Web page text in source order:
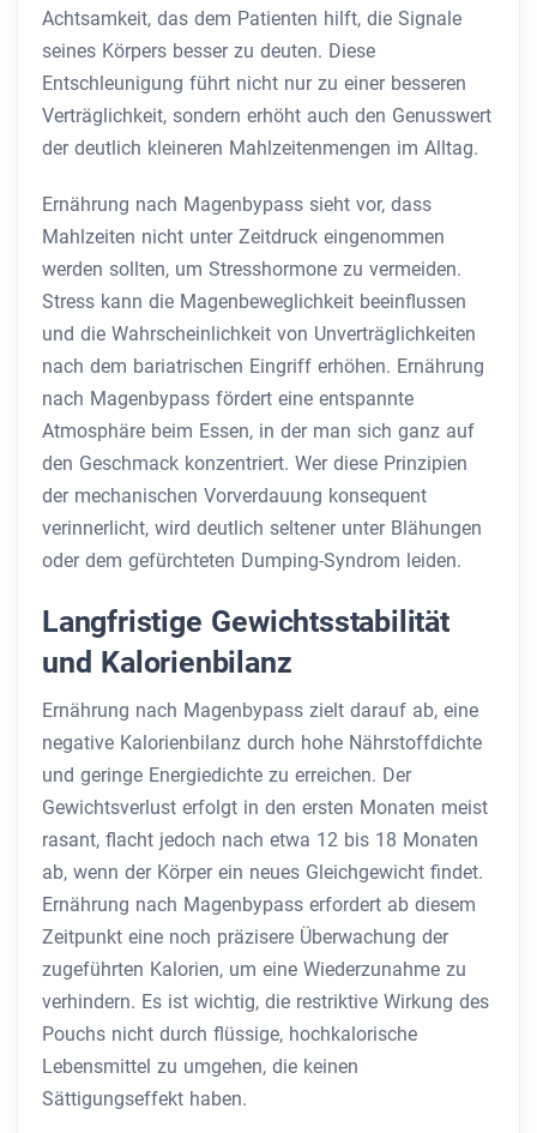
Achtsamkeit, das dem Patienten hilft, die Signale
seines Körpers besser zu deuten. Diese
Entschleunigung führt nicht nur zu einer besseren
Verträglichkeit, sondern erhöht auch den Genusswert
der deutlich kleineren Mahlzeitenmengen im Alltag.
Ernährung nach Magenbypass sieht vor, dass
Mahlzeiten nicht unter Zeitdruck eingenommen
werden sollten, um Stresshormone zu vermeiden.
Stress kann die Magenbeweglichkeit beeinflussen
und die Wahrscheinlichkeit von Unverträglichkeiten
nach dem bariatrischen Eingriff erhöhen. Ernährung
nach Magenbypass fördert eine entspannte
Atmosphäre beim Essen, in der man sich ganz auf
den Geschmack konzentriert. Wer diese Prinzipien
der mechanischen Vorverdauung konsequent
verinnerlicht, wird deutlich seltener unter Blähungen
oder dem gefürchteten Dumping-Syndrom leiden.
Langfristige Gewichtsstabilität
und Kalorienbilanz
Ernährung nach Magenbypass zielt darauf ab, eine
negative Kalorienbilanz durch hohe Nährstoffdichte
und geringe Energiedichte zu erreichen. Der
Gewichtsverlust erfolgt in den ersten Monaten meist
rasant, flacht jedoch nach etwa 12 bis 18 Monaten
ab, wenn der Körper ein neues Gleichgewicht findet.
Ernährung nach Magenbypass erfordert ab diesem
Zeitpunkt eine noch präzisere Überwachung der
zugeführten Kalorien, um eine Wiederzunahme zu
verhindern. Es ist wichtig, die restriktive Wirkung des
Pouchs nicht durch flüssige, hochkalorische
Lebensmittel zu umgehen, die keinen
Sättigungseffekt haben.